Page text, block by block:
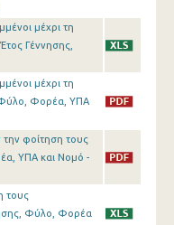
μέχρι τη
Γέννησης,
μέχρι τη
Φύλο, Φορέα, ΥΠΑ
φοίτηση τους
ΥΠΑ και Νομό -
τους
Φύλο, Φορέα